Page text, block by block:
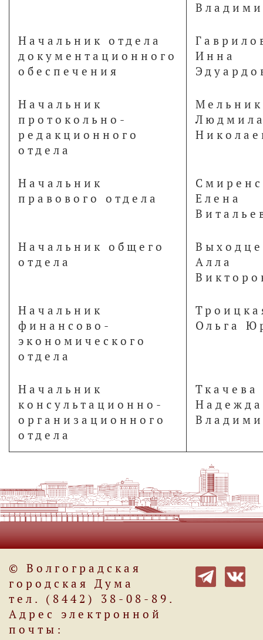
Начальник отдела
документационного
обеспечения
Инна
Начальник
протокольно-
редакционного
отдела
Начальник
правового отдела
Елена
Начальник общего
отдела
Алла
Начальник
финансово-
экономического
отдела
Ольга
Начальник
консультационно-
организационного
отдела
Ткачева
Надежда
© Волгоградская
городская Дума
тел. (8442) 38-08-89.
Адрес электронной
почты: